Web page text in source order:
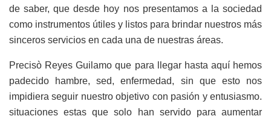
de saber, que desde hoy nos presentamos a la sociedad
como instrumentos útiles y listos para brindar nuestros más
sinceros servicios en cada una de nuestras áreas.
Precisò Reyes Guilamo que para llegar hasta aquí hemos
padecido hambre, sed, enfermedad, sin que esto nos
impidiera seguir nuestro objetivo con pasión y entusiasmo.
situaciones estas que solo han servido para aumentar